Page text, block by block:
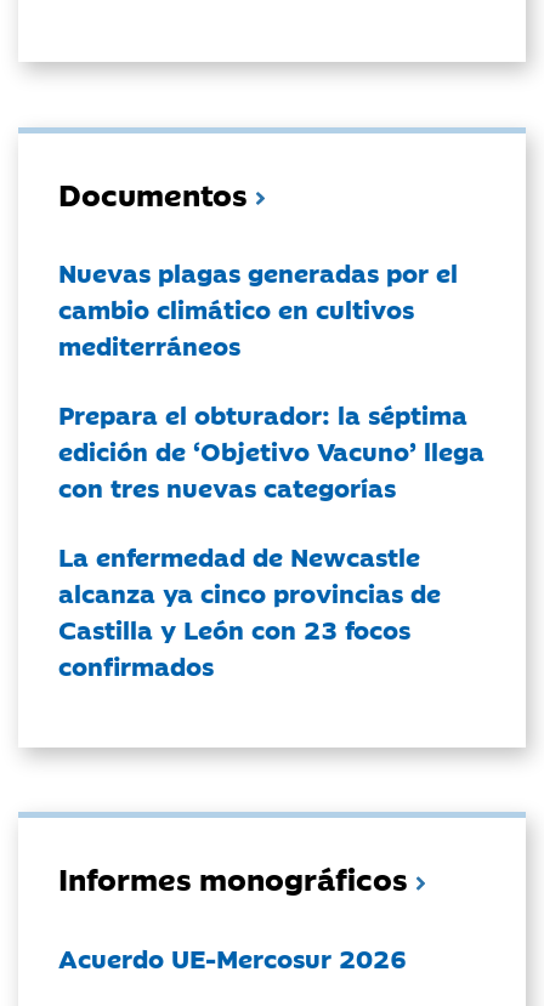
Documentos
Nuevas plagas generadas por el
cambio climático en cultivos
mediterráneos
Prepara el obturador: la séptima
edición de ‘Objetivo Vacuno’ llega
con tres nuevas categorías
La enfermedad de Newcastle
alcanza ya cinco provincias de
Castilla y León con 23 focos
confirmados
Informes monográficos
Acuerdo UE-Mercosur 2026